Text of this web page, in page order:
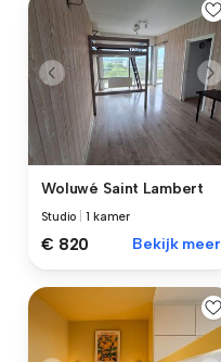
Woluwé Saint Lambert
Studio |1 kamer
€ 820 Bekijk meer